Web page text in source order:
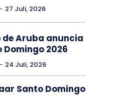
27 Juli, 2026
Aruba anuncia
2026
24 Juli, 2026
Santo Domingo